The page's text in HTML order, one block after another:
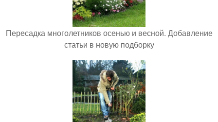
Пересадка многолетников осенью и весной. Добавление
статьи в новую подборку